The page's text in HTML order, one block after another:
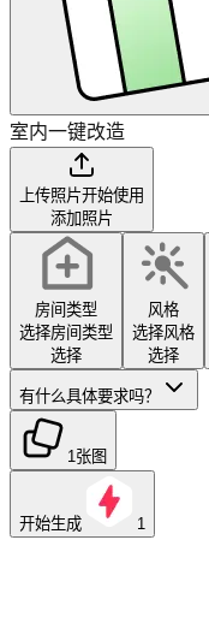
室内一键改造
上传照片开始使用
添加照片
房间类型
选择房间类型
选择
风格
选择风格
选择
有什么具体要求吗？
1张图
开始生成 1